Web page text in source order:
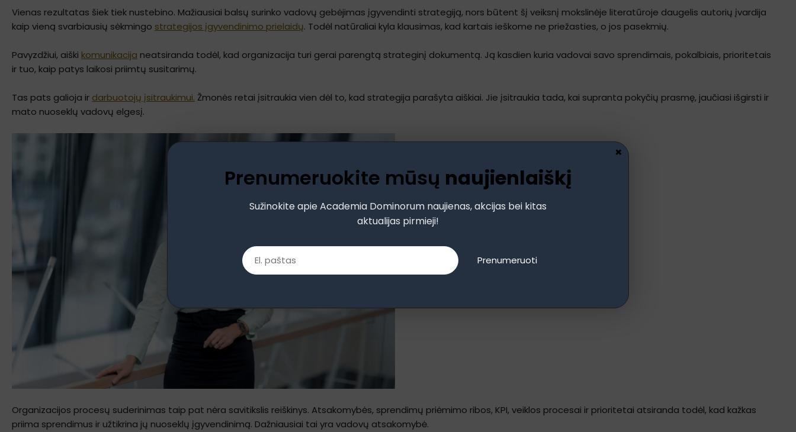
Vienas rezultatas šiek tiek nustebino. Mažiausiai balsų surinko vadovų gebėjimas įgyvendinti strategiją, nors būtent šį veiksnį mokslinėje literatūroje daugelis autorių įvardija
kaip vieną svarbiausių sėkmingo strategijos įgyvendinimo prielaidų. Todėl natūraliai kyla klausimas, kad kartais ieškome ne priežasties, o jos pasekmių.
Pavyzdžiui, aiški komunikacija neatsiranda todėl, kad organizacija turi gerai parengtą strateginį dokumentą. Ją kasdien kuria vadovai savo sprendimais, pokalbiais, prioritetais
ir tuo, kaip patys laikosi priimtų susitarimų.
Tas pats galioja ir darbuotojų įsitraukimui. Žmonės retai įsitraukia vien dėl to, kad strategija parašyta aiškiai. Jie įsitraukia tada, kai supranta pokyčių prasmę, jaučiasi išgirsti ir
mato nuoseklų vadovų elgesį.
Organizacijos procesų suderinimas taip pat nėra savitikslis reiškinys. Atsakomybės, sprendimų priėmimo ribos, KPI, veiklos procesai ir prioritetai atsiranda todėl, kad kažkas
priima sprendimus ir užtikrina jų nuoseklų įgyvendinimą. Dažniausiai tai yra vadovų atsakomybė.
Prenumeruokite mūsų naujienlaiškį
Sužinokite apie Academia Dominorum naujienas, akcijas bei kitas
aktualijas pirmieji!
Prenumeruoti
×